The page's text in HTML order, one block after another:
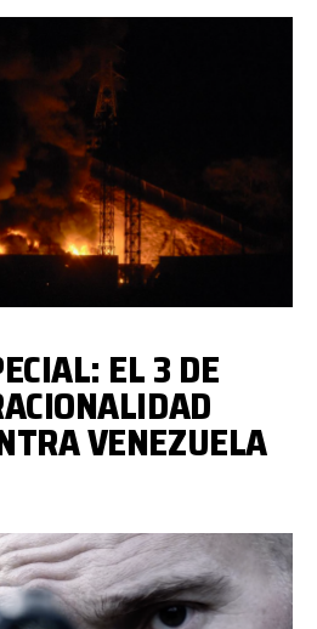
EL 3 DE
VENEZUELA